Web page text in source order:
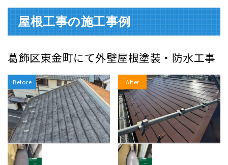
屋根工事の施工事例
葛飾区東金町にて外壁屋根塗装・防水工事
Before After